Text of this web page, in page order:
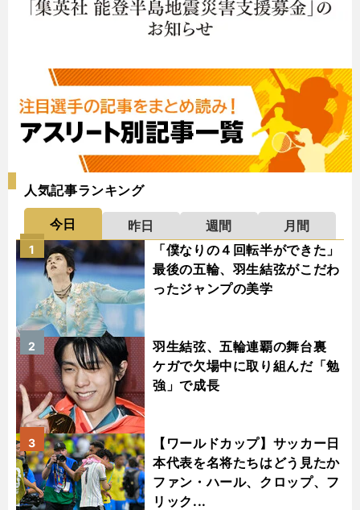
人気記事ランキング
今日 昨日 週間
月間
「僕なりの４回転半ができた」
最後の五輪、羽生結弦がこだわ
ったジャンプの美学
1
羽生結弦、五輪連覇の舞台裏
ケガで欠場中に取り組んだ「勉
強」で成長
2
【ワールドカップ】サッカー日
本代表を名将たちはどう見たか
ファン・ハール、クロップ、フ
リック...
3